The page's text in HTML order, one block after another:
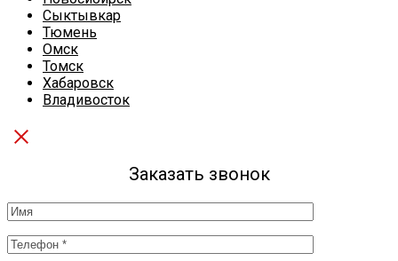
Сыктывкар
Тюмень
Омск
Томск
Хабаровск
Владивосток
Заказать звонок